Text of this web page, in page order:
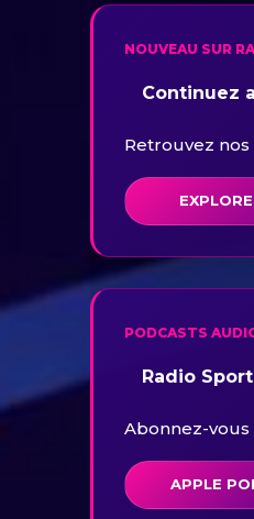
NOUVEAU SUR
Continuez
Retrouvez
PODCASTS
Radio
Abonnez-
APPLE